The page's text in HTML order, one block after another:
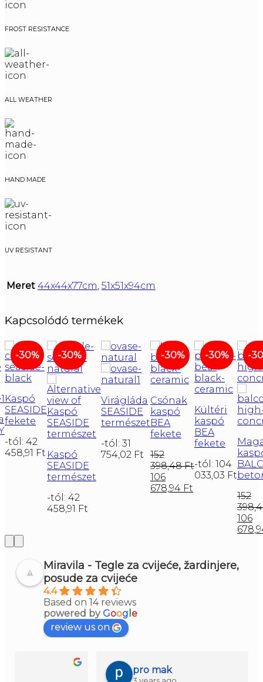
FROST RESISTANCE
ALL WEATHER
HAND MADE
UV RESISTANT
Meret 44x44x77cm, 51x51x94cm
Kapcsolódó termékek
-30%
Kaspó
SEASIDE
fekete
-tól: 42
458,91 Ft
-30%
Kaspó
SEASIDE
természet
-tól: 42
458,91 Ft
Virágláda
SEASIDE
természet
-tól: 31
754,02 Ft
-30%
Csónak
kaspó
BEA
fekete
152
398,48Ft
106
678,94 Ft
-30%
Kültéri
kaspó
BEA
fekete
-tól:104
033,03 Ft
-
152
106
Miravila - Tegle za cvijeće, žardinjere,
posude za cvijeće
4.4
Based on 14 reviews
powered byGoog e
review us on
pro mak